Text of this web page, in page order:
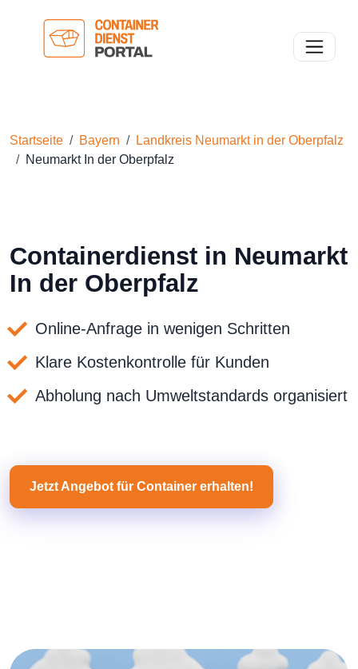
Toggle
Startseite Bayern
Landkreis Neumarkt in der Oberpfalz
Neumarkt In der Oberpfalz
Containerdienst in Neumarkt
In der Oberpfalz
Online-Anfrage in wenigen Schritten
Klare Kostenkontrolle für Kunden
Abholung nach Umweltstandards organisiert
Jetzt Angebot für Container erhalten!